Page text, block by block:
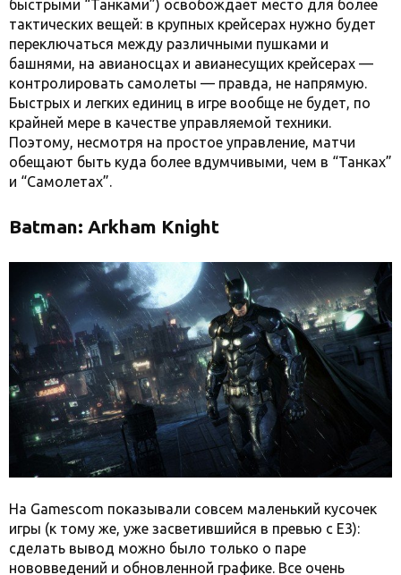
быстрыми “Танками”) освобождает место для более
тактических вещей: в крупных крейсерах нужно будет
переключаться между различными пушками и
башнями, на авианосцах и авианесущих крейсерах —
контролировать самолеты — правда, не напрямую.
Быстрых и легких единиц в игре вообще не будет, по
крайней мере в качестве управляемой техники.
Поэтому, несмотря на простое управление, матчи
обещают быть куда более вдумчивыми, чем в “Танках”
и “Самолетах”.
Batman: Arkham Knight
На Gamescom показывали совсем маленький кусочек
игры (к тому же, уже засветившийся в превью с Е3):
сделать вывод можно было только о паре
нововведений и обновленной графике. Все очень